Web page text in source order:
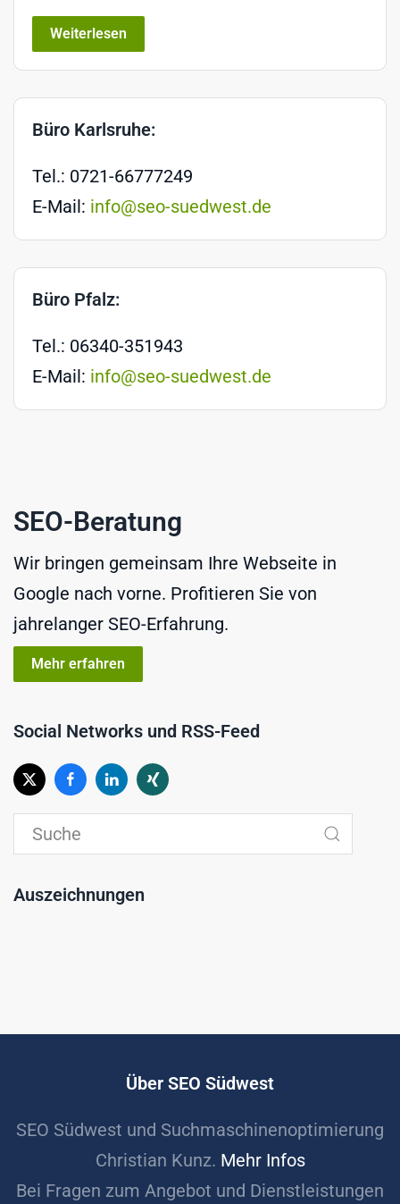
Weiterlesen
Büro Karlsruhe:
Tel.: 0721-66777249
E-Mail: info@seo-suedwest.de
Büro Pfalz:
Tel.: 06340-351943
E-Mail: info@seo-suedwest.de
SEO-Beratung
Wir bringen gemeinsam Ihre Webseite in
Google nach vorne. Profitieren Sie von
jahrelanger SEO-Erfahrung.
Mehr erfahren
Social Networks und RSS-Feed
Auszeichnungen
Über SEO Südwest
SEO Südwest und Suchmaschinenoptimierung
Christian Kunz. Mehr Infos
Bei Fragen zum Angebot und Dienstleistungen